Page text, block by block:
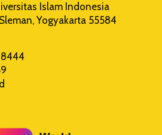
Islam Indonesia
Sleman, Yogyakarta 55584